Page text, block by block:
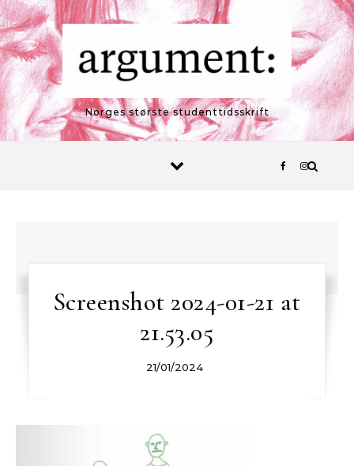
Skip to content
Norges største studenttidsskrift
Screenshot 2024-01-21 at
21.53.05
21/01/2024